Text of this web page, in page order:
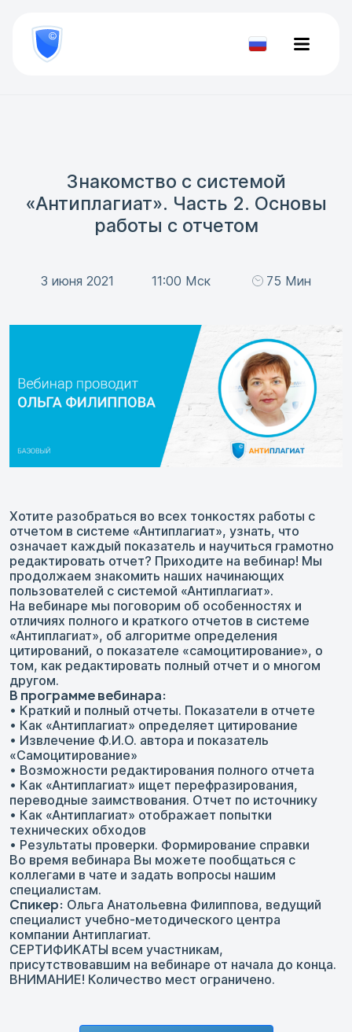
800
777-
81-Проверить
Знакомство с системой
«Антиплагиат». Часть 2. Основы
работы с отчетом
3 июня 2021 11:00 Мск 75 Мин
Хотите разобраться во всех тонкостях работы с
отчетом в системе «Антиплагиат», узнать, что
означает каждый показатель и научиться грамотно
редактировать отчет? Приходите на вебинар! Мы
продолжаем знакомить наших начинающих
пользователей с системой «Антиплагиат».
На вебинаре мы поговорим об особенностях и
отличиях полного и краткого отчетов в системе
«Антиплагиат», об алгоритме определения
цитирований, о показателе «самоцитирование», о
том, как редактировать полный отчет и о многом
другом.
В программе вебинара:
• Краткий и полный отчеты. Показатели в отчете
• Как «Антиплагиат» определяет цитирование
• Извлечение Ф.И.О. автора и показатель
«Самоцитирование»
• Возможности редактирования полного отчета
• Как «Антиплагиат» ищет перефразирования,
переводные заимствования. Отчет по источнику
• Как «Антиплагиат» отображает попытки
технических обходов
• Результаты проверки. Формирование справки
Во время вебинара Вы можете пообщаться с
коллегами в чате и задать вопросы нашим
специалистам.
Спикер: Ольга Анатольевна Филиппова, ведущий
специалист учебно-методического центра
компании Антиплагиат.
СЕРТИФИКАТЫ всем участникам,
присутствовавшим на вебинаре от начала до конца.
ВНИМАНИЕ! Количество мест ограничено.